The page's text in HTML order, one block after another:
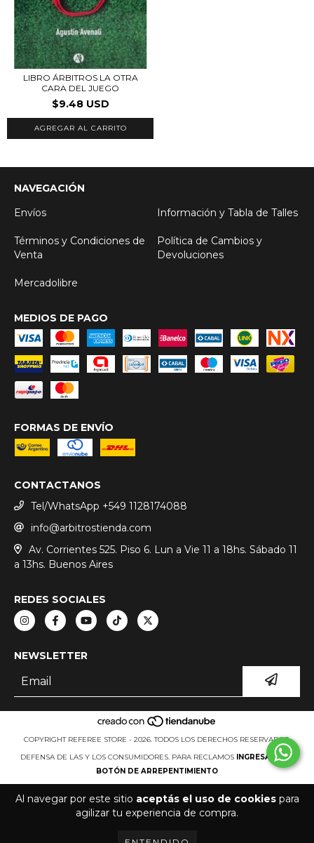
Al navegar por este sitio aceptás el uso de cookiespara
agilizar tu experiencia de compra.
LIBRO ÁRBITROS LA OTRA
CARA DEL JUEGO
$9.48 USD
NAVEGACIÓN
Envíos
Información y Tabla de Talles
Términos y Condiciones de
Venta
Política de Cambios y
Devoluciones
Mercadolibre
MEDIOS DE PAGO
FORMAS DE ENVÍO
CONTACTANOS
Tel/WhatsApp +549 1128174088
info@arbitrostienda.com
Av. Corrientes 525. Piso 6. Lun a Vie 11 a 18hs. Sábado 11
a 13hs. Buenos Aires
REDES SOCIALES
NEWSLETTER
COPYRIGHT REFEREE STORE - 2026. TODOS LOS DERECHOS RESERVADOS.
DEFENSA DE LAS Y LOS CONSUMIDORES. PARA RECLAMOS
INGRESA AQUÍ.
BOTÓN DE ARREPENTIMIENTO